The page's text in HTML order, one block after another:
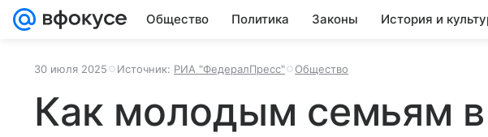
Общество Политика Законы История и
30 июля 2025 Источник: РИА "ФедералПресс" Общество
Как молодым семьям в